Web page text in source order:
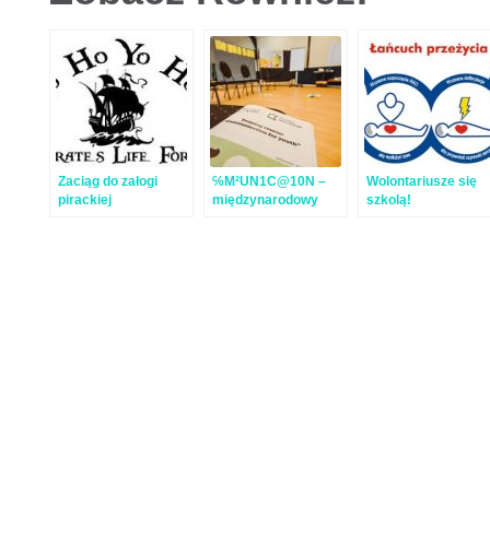
Zaciąg do załogi
pirackiej
℅M²UN1C@10N –
międzynarodowy
Wolontariusze się
szkolą!